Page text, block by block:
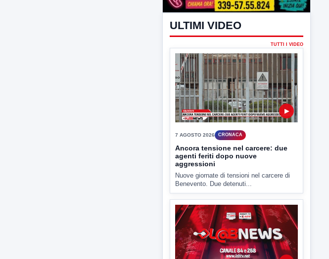
▶
7 AGOSTO 2026 CRONACA
Ancora tensione nel carcere: due
agenti feriti dopo nuove
aggressioni
Nuove giornate di tensioni nel carcere di
Benevento. Due detenuti...
7 AGOSTO 2026 LABNEWS
LabNews del 6 agosto 2026
In studio Enzo colarusso